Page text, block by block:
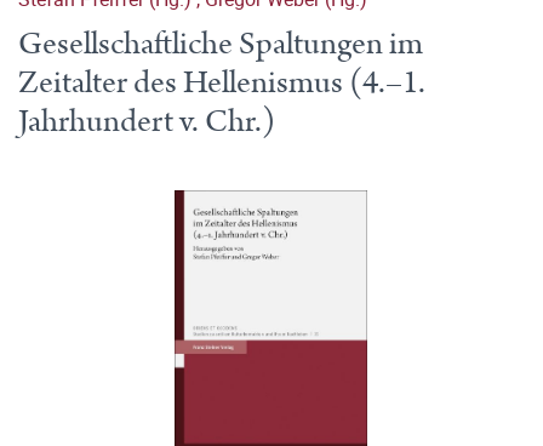
Gesellschaftliche Spaltungen im
Zeitalter des Hellenismus (4.–1.
Jahrhundert v. Chr.)